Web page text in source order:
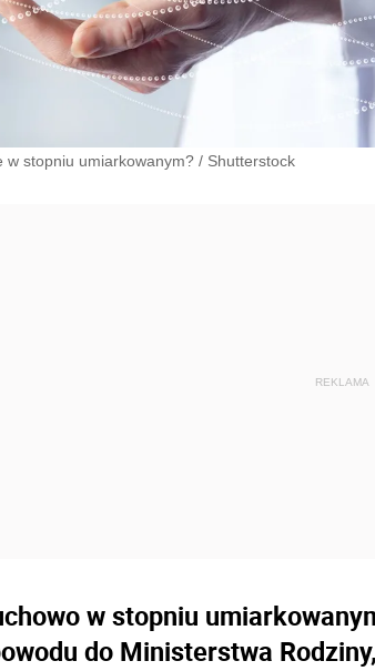
w stopniu umiarkowanym? / Shutterstock
w stopniu
do Ministerstwa